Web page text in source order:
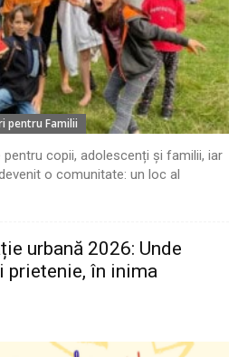
pentru Familii
copii, adolescenți și familii, iar
o comunitate: un loc al
urbană 2026: Unde
prietenie, în inima